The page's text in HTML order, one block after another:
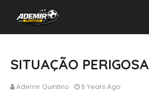
SITUAÇÃO PERIGOSA
Ademir Quintino 6 Years Ago